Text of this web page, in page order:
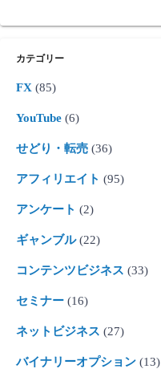
カテゴリー
FX (85)
YouTube (6)
せどり・転売 (36)
アフィリエイト (95)
アンケート (2)
ギャンブル(22)
コンテンツビジネス (33)
セミナー (16)
ネットビジネス (27)
バイナリーオプション (13)